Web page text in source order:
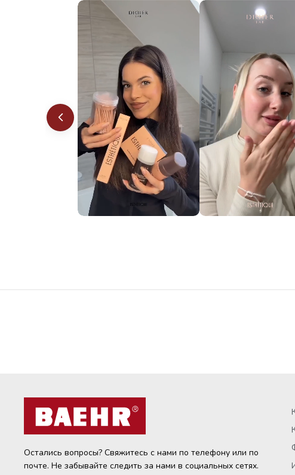
Остались вопросы? Свяжитесь с нами по телефону или по
почте. Не забывайте следить за нами в социальных сетях.